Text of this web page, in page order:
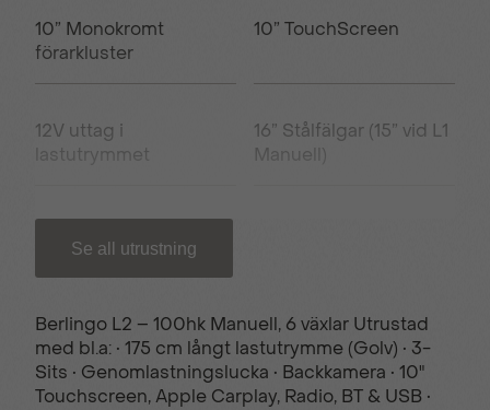
10” Monokromt
förarkluster
10” TouchScreen
12V uttag i
lastutrymmet
16” Stålfälgar (15” vid L1
Manuell)
bakdörrar
4 st Lastöglor 6st Fästöglor i golvet
Se all utrustning
Berlingo L2 – 100hk Manuell, 6 växlar Utrustad
med bl.a: • 175 cm långt lastutrymme (Golv) • 3-
Sits • Genomlastningslucka • Backkamera • 10"
Touchscreen, Apple Carplay, Radio, BT & USB •